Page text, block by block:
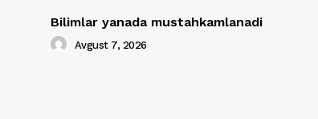
Bilimlar yanada mustahkamlanadi
Avgust 7, 2026